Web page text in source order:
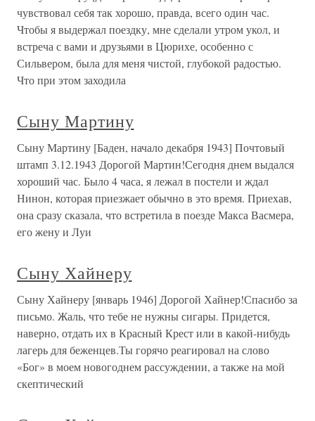
чувствовал себя так хорошо, правда, всего один час.
Чтобы я выдержал поездку, мне сделали утром укол, и
встреча с вами и друзьями в Цюрихе, особенно с
Сильвером, была для меня чистой, глубокой радостью.
Что при этом заходила
Сыну Мартину
Сыну Мартину [Баден, начало декабря 1943] Почтовый
штамп 3.12.1943 Дорогой Мартин!Сегодня днем выдался
хороший час. Было 4 часа, я лежал в постели и ждал
Нинон, которая приезжает обычно в это время. Приехав,
она сразу сказала, что встретила в поезде Макса Васмера,
его жену и Луи
Сыну Хайнеру
Сыну Хайнеру [январь 1946] Дорогой Хайнер!Спасибо за
письмо. Жаль, что тебе не нужны сигары. Придется,
наверно, отдать их в Красный Крест или в какой-нибудь
лагерь для беженцев.Ты горячо реагировал на слово
«Бог» в моем новогоднем рассуждении, а также на мой
скептический